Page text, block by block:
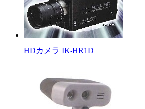
HDカメラ IK-HR1D